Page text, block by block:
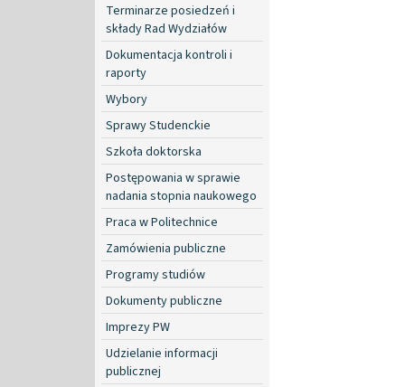
Terminarze posiedzeń i
składy Rad Wydziałów
Dokumentacja kontroli i
raporty
Wybory
Sprawy Studenckie
Szkoła doktorska
Postępowania w sprawie
nadania stopnia naukowego
Praca w Politechnice
Zamówienia publiczne
Programy studiów
Dokumenty publiczne
Imprezy PW
Udzielanie informacji
publicznej